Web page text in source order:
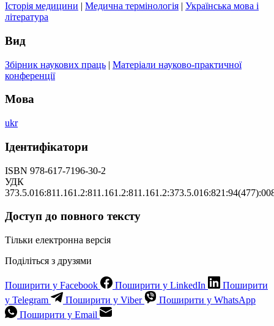
Історія медицини | Медична термінологія | Українська мова і
література
Вид
Збірник наукових праць | Матеріали науково-практичної
конференції
Мова
ukr
Ідентифікатори
ISBN 978-617-7196-30-2
УДК
Доступ до повного тексту
Тільки електронна версія
Поділіться з друзями
Поширити у Facebook Поширити у LinkedIn
Поширити
у Telegram
Поширити у Viber
Поширити у WhatsApp
Поширити у Email